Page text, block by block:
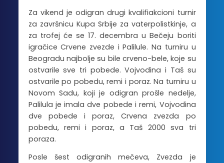
Za vikend je odigran drugi kvalifiakcioni turnir
za završnicu Kupa Srbije za vaterpolistkinje, a
za trofej će se 17. decembra u Bečeju boriti
igračice Crvene zvezde i Palilule. Na turniru u
Beogradu najbolje su bile crveno-bele, koje su
ostvarile sve tri pobede. Vojvodina i Taš su
ostvarile po pobedu, remi i poraz. Na turniru u
Novom Sadu, koji je odigran prošle nedelje,
Palilula je imala dve pobede i remi, Vojvodina
dve pobede i poraz, Crvena zvezda po
pobedu, remi i poraz, a Taš 2000 sva tri
poraza.
Posle šest odigranih mečeva, Zvezda je